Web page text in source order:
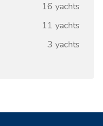
16 yachts
11 yachts
3 yachts